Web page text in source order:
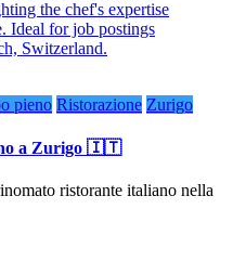
pieno Ristorazione Zurigo
a Zurigo 🇮🇹
ristorante italiano nella